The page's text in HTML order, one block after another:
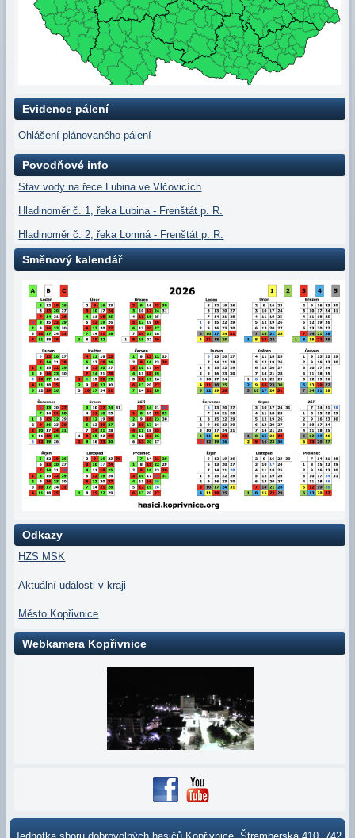
Evidence pálení
Ohlášení plánovaného pálení
Povodňové info
Stav vody na řece Lubina ve Vlčovicích
Hladinoměr č. 1, řeka Lubina - Frenštát p. R.
Hladinoměr č. 2, řeka Lomná - Frenštát p. R.
Směnový kalendář
Odkazy
HZS MSK
Aktuální události v kraji
Město Kopřivnice
Webkamera Kopřivnice